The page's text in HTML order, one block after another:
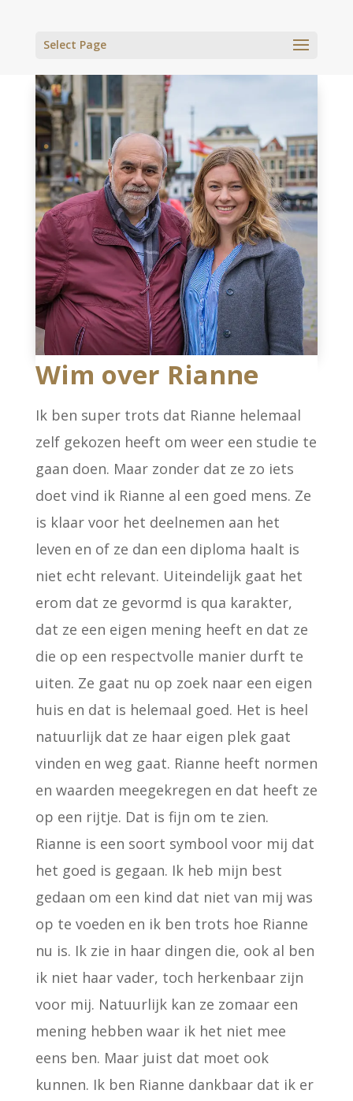
Select Page
Wim over Rianne
Ik ben super trots dat Rianne helemaal
zelf gekozen heeft om weer een studie te
gaan doen. Maar zonder dat ze zo iets
doet vind ik Rianne al een goed mens. Ze
is klaar voor het deelnemen aan het
leven en of ze dan een diploma haalt is
niet echt relevant. Uiteindelijk gaat het
erom dat ze gevormd is qua karakter,
dat ze een eigen mening heeft en dat ze
die op een respectvolle manier durft te
uiten. Ze gaat nu op zoek naar een eigen
huis en dat is helemaal goed. Het is heel
natuurlijk dat ze haar eigen plek gaat
vinden en weg gaat. Rianne heeft normen
en waarden meegekregen en dat heeft ze
op een rijtje. Dat is fijn om te zien.
Rianne is een soort symbool voor mij dat
het goed is gegaan. Ik heb mijn best
gedaan om een kind dat niet van mij was
op te voeden en ik ben trots hoe Rianne
nu is. Ik zie in haar dingen die, ook al ben
ik niet haar vader, toch herkenbaar zijn
voor mij. Natuurlijk kan ze zomaar een
mening hebben waar ik het niet mee
eens ben. Maar juist dat moet ook
kunnen. Ik ben Rianne dankbaar dat ik er